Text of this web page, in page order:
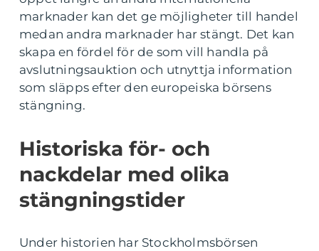
marknader kan det ge möjligheter till handel
medan andra marknader har stängt. Det kan
skapa en fördel för de som vill handla på
avslutningsauktion och utnyttja information
som släpps efter den europeiska börsens
stängning.
Historiska för- och
nackdelar med olika
stängningstider
Under historien har Stockholmsbörsen